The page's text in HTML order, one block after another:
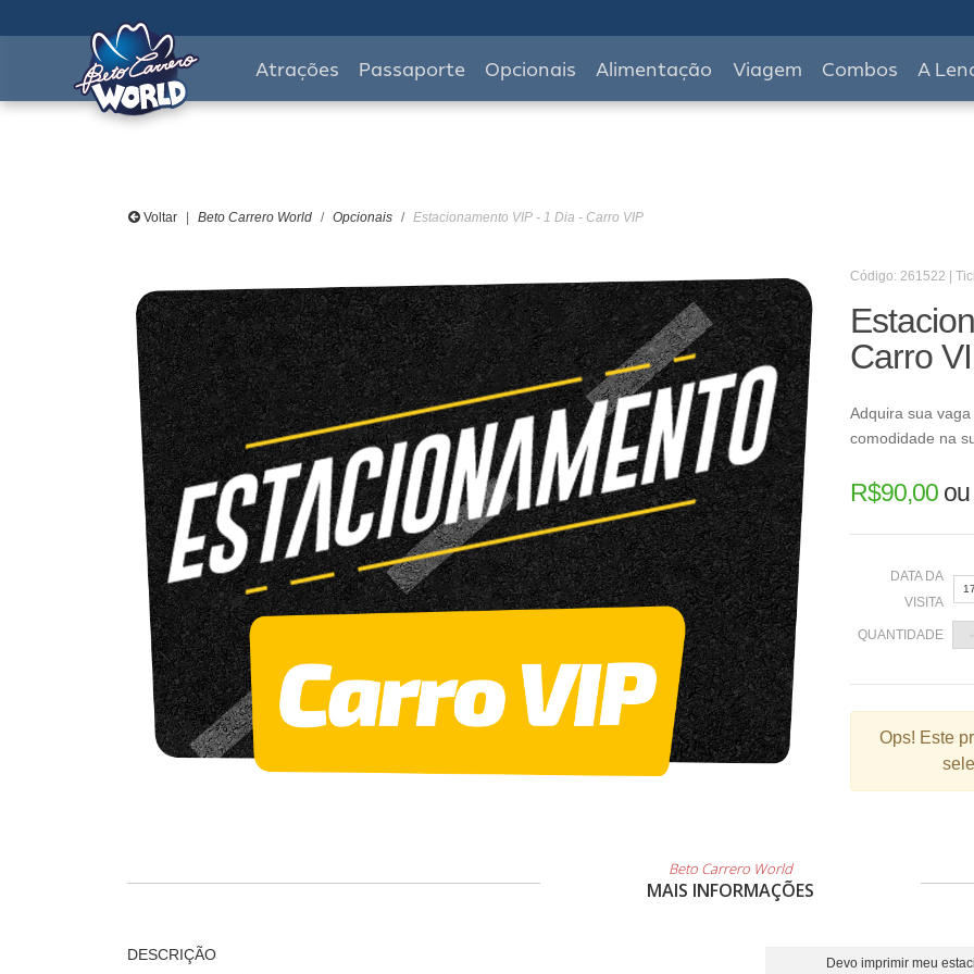
Atrações Passaporte Opcionais Alimentação Viagem Combos A
Voltar Beto Carrero World Opcionais Estacionamento VIP - 1 Dia - Carro VIP
Código: 261522 |
Carro
Adquira sua
comodidade na
R$90,00ou
DATA DA
VISITA
2
9
QUANTIDADE
Ops! Este
Beto Carrero World
MAIS INFORMAÇÕES
DESCRIÇÃO
Devo imprimir meu